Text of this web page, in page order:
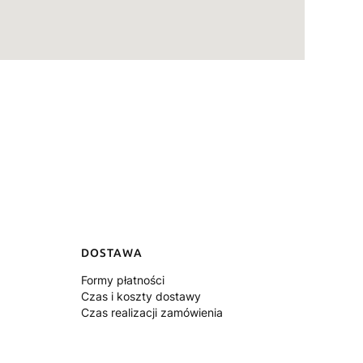
DOSTAWA
Formy płatności
Czas i koszty dostawy
Czas realizacji zamówienia